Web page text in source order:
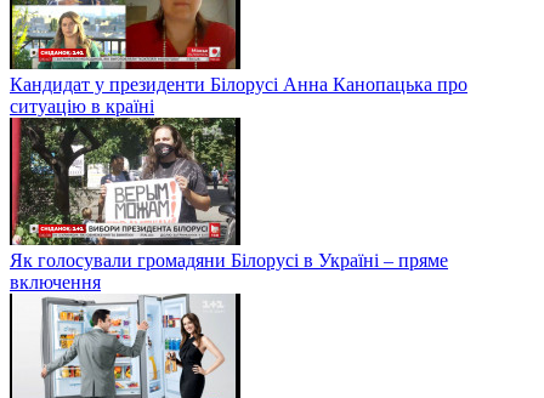
Кандидат у президенти Білорусі Анна Канопацька про
ситуацію в країні
Як голосували громадяни Білорусі в Україні – пряме
включення